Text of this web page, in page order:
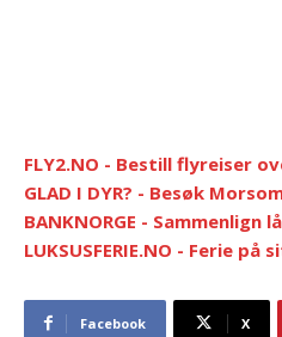
FLY2.NO - Bestill flyreiser
GLAD I DYR? - Besøk
BANKNORGE - Sammenlign
LUKSUSFERIE.NO - Ferie på
Facebook X